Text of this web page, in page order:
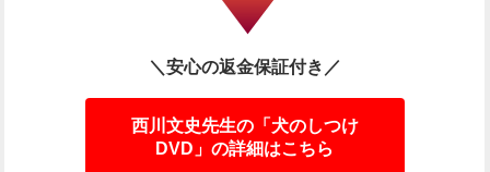
＼安心の返金保証付き／
西川文史先生の「犬のしつけ
DVD」の詳細はこちら